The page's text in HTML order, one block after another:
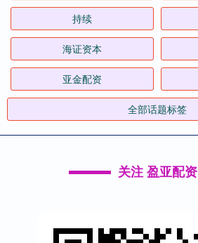
持续
海证资本
亚金配资
全部话题标签
关注 盈亚配资